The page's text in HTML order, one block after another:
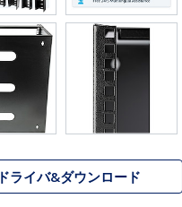
ドライバ&ダウンロード